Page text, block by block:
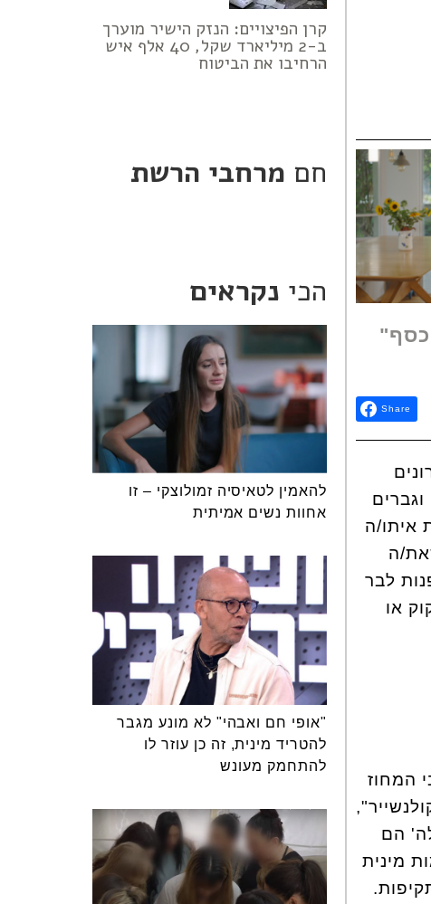
Share
איתו/ה
ה
לבר
או
המחוז
הם
מינית
קרן הפיצויים: הנזק הישיר מוערך
ב-2 מיליארד שקל, 40 אלף איש
הרחיבו את הביטוח
חם מרחבי הרשת
הכי נקראים
להאמין לטאיסיה זמולוצקי – זו
אחוות נשים אמיתית
"אופי חם ואבהי" לא מונע מגבר
להטריד מינית, זה כן עוזר לו
להתחמק מעונש